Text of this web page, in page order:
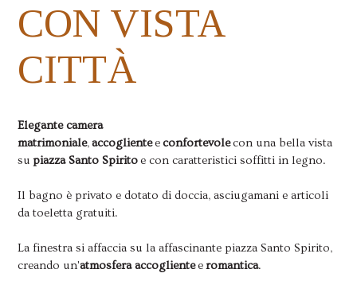
CON VISTA
CITTÀ
Elegante camera
matrimoniale,accoglienteeconfortevolecon una bella vista
su piazza Santo Spiritoe con caratteristici soffitti in legno.
Il bagno è privato e dotato di doccia, asciugamani e articoli
da toeletta gratuiti.
La finestra si affaccia su la affascinante piazza Santo Spirito,
creando un'atmosfera accoglienteeromantica.